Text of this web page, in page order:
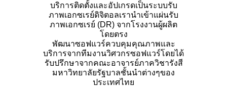
บริการติดตั้งและอัปเกรดเป็นระบบรับ
ภาพเอกซเรย์ดิจิตอลเรานำเข้าแผ่นรับ
ภาพเอกซเรย์ (DR) จากโรงงานผู้ผลิต
โดยตรง
พัฒนาซอฟแวร์ควบคุมคุณภาพและ
บริการจากทีมงานวิศวกรซอฟแวร์โดยได้
รับปรึกษาจากคณะอาจารย์ภาควิชารังสี
มหาวิทยาลัยรัฐบาลชั้นนำต่างๆของ
ประเทศไทย